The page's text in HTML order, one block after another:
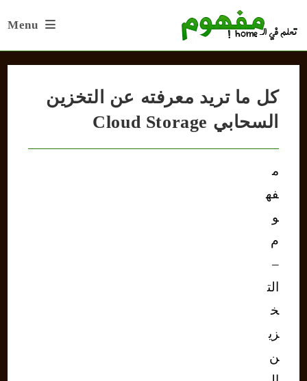
Menu
كل ما تريد معرفته عن التخزين
السحابي Cloud Storage
م
فه
و
م
–
الت
خ
زي
ن